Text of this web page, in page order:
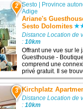
2 Sesto | Province
Adige
Ariane's
Sesto Dolomites
Distance Location de
:10km
Offrant une vue sur le
Guesthouse -
comprend une
privé gratuit. Il se
3 Kirchplatz
Distance Location de
:10km